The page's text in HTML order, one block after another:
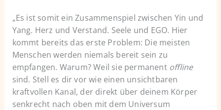
„Es ist somit ein Zusammenspiel zwischen Yin und
Yang. Herz und Verstand. Seele und EGO. Hier
kommt bereits das erste Problem: Die meisten
Menschen werden niemals bereit sein zu
empfangen. Warum? Weil sie permanent offline
sind. Stell es dir vor wie einen unsichtbaren
kraftvollen Kanal, der direkt über deinem Körper
senkrecht nach oben mit dem Universum